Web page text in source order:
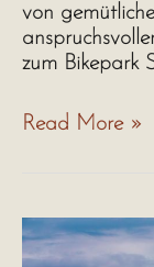
von
zum Bikepark
Mountainbiken
Read More »